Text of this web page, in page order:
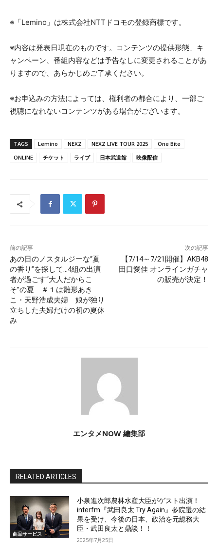
※「Lemino」は株式会社NTTドコモの登録商標です。
※内容は発表日現在のものです。コンテンツの提供形態、キ
ャンペーン、番組内容などは予告なしに変更されることがあ
りますので、あらかじめご了承ください。
※お申込みの方法によっては、権利者の都合により、一部ご
視聴になれないコンテンツがある場合がございます。
TAGS Lemino NEXZ NEXZ LIVE TOUR 2025
One Bite
ONLINE
チケット ライブ 日本武道館 映像配信
前の記事
あの日のノスタルジーな“夏
の香り”を探して…4組の出演
者が過ごす“大人だからこ
そ”の夏 ＃１は雛形あき
こ・天野浩成夫婦 娘が独り
立ちした夫婦だけの初の夏休
み
次の記事
【7/14～7/21開催】AKB48
田口愛佳 オンラインガチャ
の販売が決定！
エンタメNOW 編集部
RELATED ARTICLES
商品サービス
小泉進次郎農林水産大臣がゲスト出演！
interfm『武田良太 Try Again』参院選の結
果を受け、今後の日本、政治を元総務大
臣・武田良太と鼎談！！
2025年7月25日